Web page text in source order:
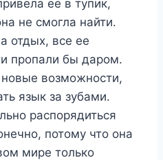
ее в тупик,
не смогла найти.
отдых, все ее
пропали бы даром.
возможности,
язык за зубами.
распорядиться
потому что она
мире только